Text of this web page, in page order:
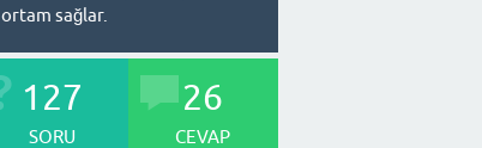
ortam sağlar.
127
SORU
26
CEVAP